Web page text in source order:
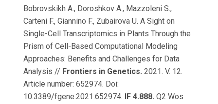
Bobrovskikh A., Doroshkov A., Mazzoleni S.,
Carteni F., Giannino F., Zubairova U. A Sight on
Single-Cell Transcriptomics in Plants Through the
Prism of Cell-Based Computational Modeling
Approaches: Benefits and Challenges for Data
Analysis // Frontiers in Genetics. 2021. V. 12.
Article number: 652974. Doi:
10.3389/fgene.2021.652974.
IF 4.888.Q2 Wos